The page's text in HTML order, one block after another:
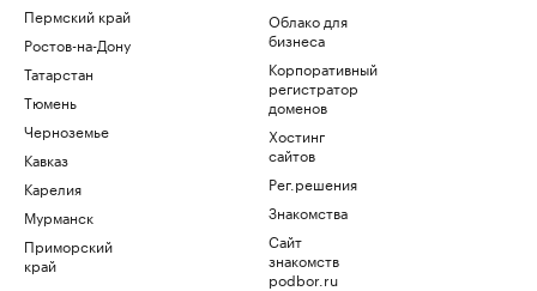
Пермский край
Ростов-на-Дону
Татарстан
Тюмень
Черноземье
Кавказ
Карелия
Мурманск
Приморский
край
Облако для
бизнеса
Корпоративный
регистратор
доменов
Хостинг
сайтов
Рег.решения
Знакомства
Сайт
знакомств
podbor.ru